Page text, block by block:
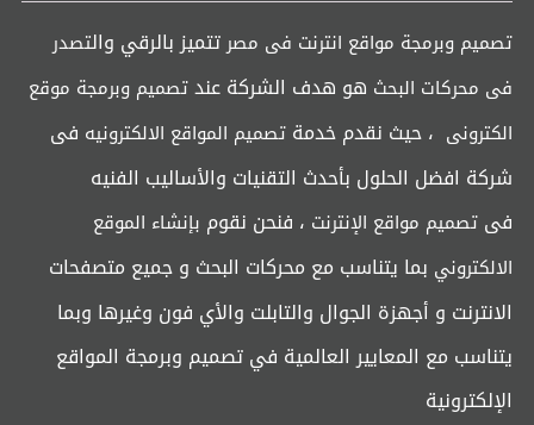
تصميم وبرمجة مواقع انترنت فى مصرتتميز بالرقي والتصدر
فى محركات البحث هو هدف الشركة عندتصميم وبرمجة موقع
الكترونى ، حيث نقدم خدمة تصميم المواقع الالكترونيه فى
شركة افضل الحلول بأحدث التقنيات والأساليب الفنيه
فى تصميم مواقع الإنترنت ، فنحن نقوم بإنشاء الموقع
الالكتروني بما يتناسب مع محركات البحث و جميع متصفحات
الانترنت و أجهزة الجوال والتابلت والأي فون وغيرها وبما
يتناسب مع المعايير العالمية في تصميم وبرمجة المواقع
الإلكترونية